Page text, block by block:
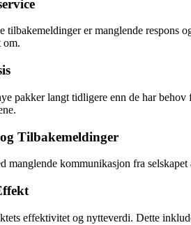
tilbakemeldinger er manglende
om.
pakker langt tidligere enn de har
Tilbakemeldinger
manglende kommunikasjon fra
effektivitet og nytteverdi. Dette